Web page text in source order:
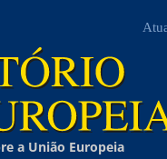
a União Europeia